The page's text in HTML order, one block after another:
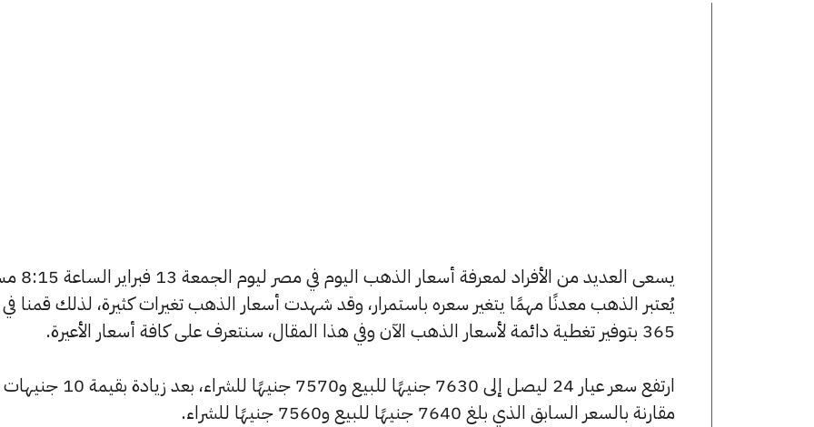
يسعى العديد من الأفراد
يُعتبر الذهب معدنًا مهمًا يتغير سعره باستمرار، وقد شهدت أسعار الذهب تغيرات كثيرة، لذلك قمنا
365 بتوفير تغطية دائمة لأسعار الذهب الآن وفي هذا المقال، سنتعرف على كافة أسعار الأعيرة.
ارتفع سعر عيار 24 ليصل إلى 7630 جنيهًا للبيع و7570 جنيهًا للشراء، بعد زيادة بقيمة 10 جنيهات
مقارنة بالسعر السابق الذي بلغ 7640 جنيهًا للبيع و7560 جنيهًا للشراء.